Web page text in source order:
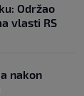
Održao
vlasti RS
nakon